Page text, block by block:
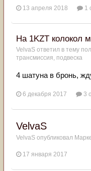
13 апреля 2018 1
На 1KZT колокол
VelvaS ответил в тему
трансмиссия, подвеска
4 шатуна в бронь,
6 декабря 2017 3
VelvaS
VelvaS опубликовал
17 января 2017